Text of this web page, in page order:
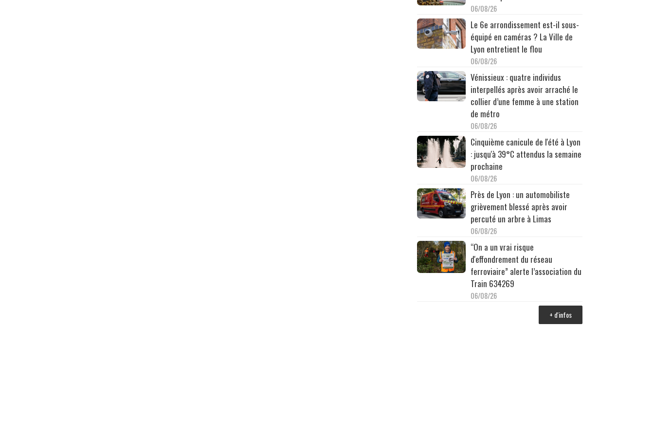
06/08/26
Le 6e arrondissement est-il sous-
équipé en caméras ? La Ville de
Lyon entretient le flou
06/08/26
Vénissieux : quatre individus
interpellés après avoir arraché le
collier d’une femme à une station
de métro
06/08/26
Cinquième canicule de l'été à Lyon
: jusqu'à 39°C attendus la semaine
prochaine
06/08/26
Près de Lyon : un automobiliste
grièvement blessé après avoir
percuté un arbre à Limas
06/08/26
“On a un vrai risque
d'effondrement du réseau
ferroviaire” alerte l’association du
Train 634269
06/08/26
+ d'infos